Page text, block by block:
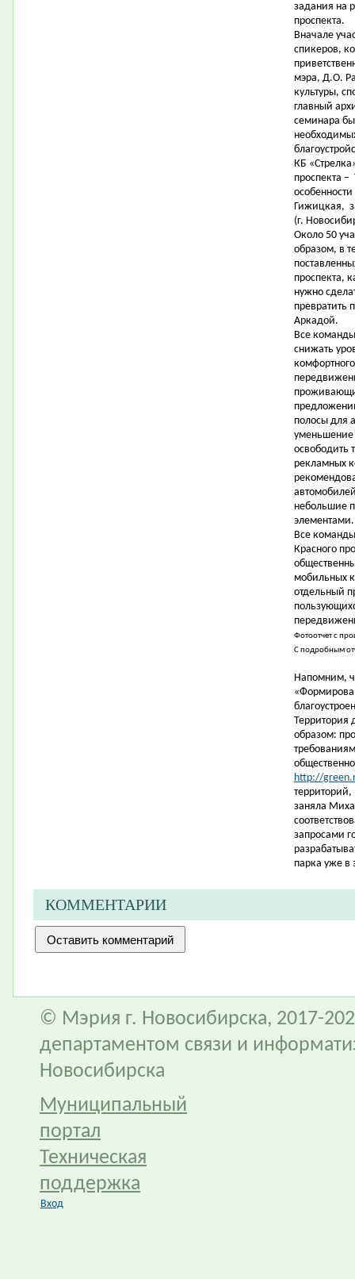
задания на
проспекта.
Вначале
спикеров,
мэра, Д.О.
культуры,
главный
семинара
КБ
проспекта –
Гижицкая,
(г.
Около 50
образом, в
проспекта,
нужно
превратить
Аркадой.
Все
снижать
полосы для
уменьшение
освободить
рекламных
небольшие
элементами.
Все
Красного
мобильных
отдельный
Фотоотчет с
С подробным
Напомним,
Территория
образом:
http://
территорий,
заняла
запросами
парка уже в
КОММЕНТАРИИ
© Мэрия г. Новосибирска, 2017-
департаментом связи и
Новосибирска
Муниципальный
портал
Техническая
поддержка
Вход